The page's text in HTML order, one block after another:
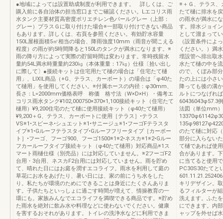
●地域によっては設置助成制度が利用できます。 詳しくは、ご
購入前に各自治体の担当窓口までご確認ください。Lエコリス雨
水タンク主要材質高密度ポリエチレン色パールグレー（上部：
グレー）プラスＧに取り付けた場合※一部取り付けできない商品
もあります。詳しくは、右頁を参照ください。有効貯水容量
150L屋根面積5㎡相当の場合、降雨強度10mm（雨音が聞こえる
程度）の雨が約5時間降ると150Lのタンクが満水になります。※
雨の降り方によって実際の貯留時間は変わります。常時残留水
量約54L満水時重量約230㎏（本体重量：17㎏）仕様〔拾い出し
に際して〕●接続キットは住宅用たて樋の場合は「住宅たて樋
用」、LIXIL商品（+G、テラス、カーポート）の場合は「φ40た
て樋用」を使用してください。※付属ホースの内径：φ30mm、
長さ：L=2000mm価格表呼 称価 格寸法（W×D×H）・備考エ
コリス雨水タンク¥102,000750×370×1,100接続キット（住宅たて
樋用）¥9,200住宅のたて樋に使用接続キット（φ40たて樋用）
¥9,200＋G、テラス、カーポートに使用［テラス］•テラス
VS※1•スピーネ•シュエット※1•サニージュ※1•フーゴFテラスタ
イプ※1•Gルーフテラスタイプ•Gルーフフリータイプ［カーポー
ト］•フーゴ、フーゴ900、フーゴ1500※1※2•ネスカ※1※2•Gルー
フカールーフタイプ接続キット（φ40たて樋用）対応商品※1ス
マート雨樋仕様（別売品）には対応していません。※2フーゴF2
台用・3台用、ネスカF2台用には対応していません。雨を貯め
て、晴れた日にはお庭を潤すエコライフ。雨水を利用して庭の
草花にお水をあげたり、暑い日には、家の前にうち水をした
り。私たちが環境のためにできることは身近にたくさんありま
す。子供たちといっしょに過ごす時間が増えて、情操教育の一
環にも。家族みんなでエコライフを満喫できる商品です。※貯め
た雨水を絶対に飲み水や料理などに使わないでください。健康
を害するおそれがあります。トイレの洗浄水などに利用できま
※＋Ｇ、テラス、
たて樋に排水を
の雨水が満水に
す。排水ジョイ
として溜まって
（設置条件によ
ください。）満
埋設管へ排出取
水たて樋の中を
ので、くぼみ部
たの上には小さ
降っても後の溝
ルトにつなげれ
60436043φ57.3
法図（単位mm
のたて樋に対応
部分に入らない
て樋であれば使
合があります。
に当てると使用
PC30S30たてと
キリデザイン。
るフィルターが
洗えます。ふた
にできます。内
ャップを外せば